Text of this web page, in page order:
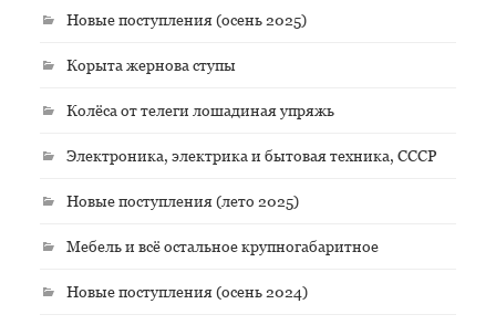
Новые поступления (осень 2025)
Корыта жернова ступы
Колёса от телеги лошадиная упряжь
Электроника, электрика и бытовая техника, СССР
Новые поступления (лето 2025)
Мебель и всё остальное крупногабаритное
Новые поступления (осень 2024)